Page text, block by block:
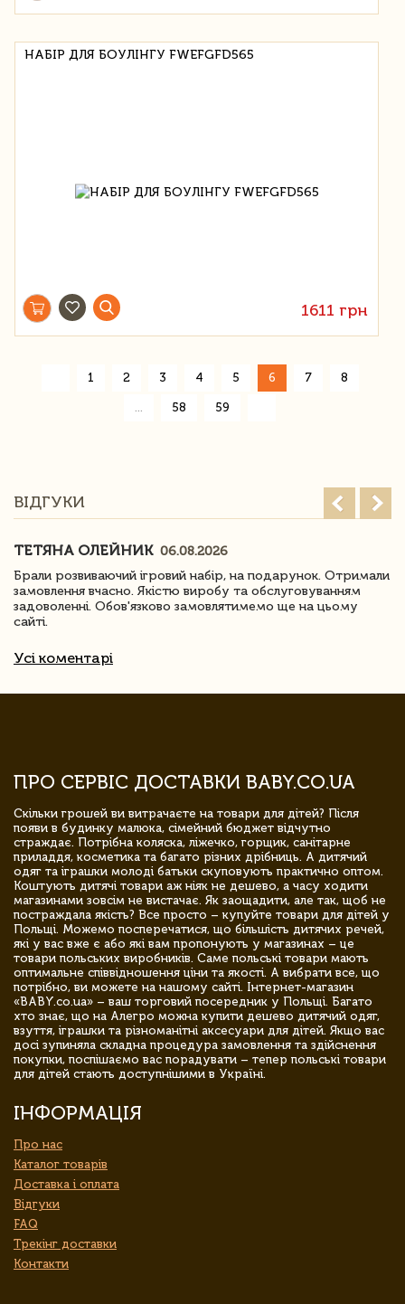
НАБІР ДЛЯ БОУЛІНГУ FWEFGFD565
1611 грн
1 2 3 4 5 6 7 8
58 59
ВІДГУКИ
ТЕТЯНА ОЛЕЙНИК 06.08.2026
Брали розвиваючий ігровий набір, на подарунок. Отримали
замовлення вчасно. Якістю виробу та обслуговуванням
задоволенні. Обов'язково замовлятимемо ще на цьому
сайті.
Усі коментарі
ПРО СЕРВІС ДОСТАВКИ BABY.CO.UA
Скільки грошей ви витрачаєте на товари для дітей? Після
появи в будинку малюка, сімейний бюджет відчутно
страждає. Потрібна коляска, ліжечко, горщик, санітарне
приладдя, косметика та багато різних дрібниць. А дитячий
одяг та іграшки молоді батьки скуповують практично оптом.
Коштують дитячі товари аж ніяк не дешево, а часу ходити
магазинами зовсім не вистачає. Як заощадити, але так, щоб не
постраждала якість? Все просто – купуйте товари для дітей у
Польщі. Можемо посперечатися, що більшість дитячих речей,
які у вас вже є або які вам пропонують у магазинах – це
товари польських виробників. Саме польські товари мають
оптимальне співвідношення ціни та якості. А вибрати все, що
потрібно, ви можете на нашому сайті. Інтернет-магазин
«BABY.co.ua» – ваш торговий посередник у Польщі. Багато
хто знає, що на Алегро можна купити дешево дитячий одяг,
взуття, іграшки та різноманітні аксесуари для дітей. Якщо вас
досі зупиняла складна процедура замовлення та здійснення
покупки, поспішаємо вас порадувати – тепер польські товари
для дітей стають доступнішими в Україні.
ІНФОРМАЦІЯ
Про нас
Каталог товарів
Доставка і оплата
Відгуки
FAQ
Трекінг доставки
Контакти